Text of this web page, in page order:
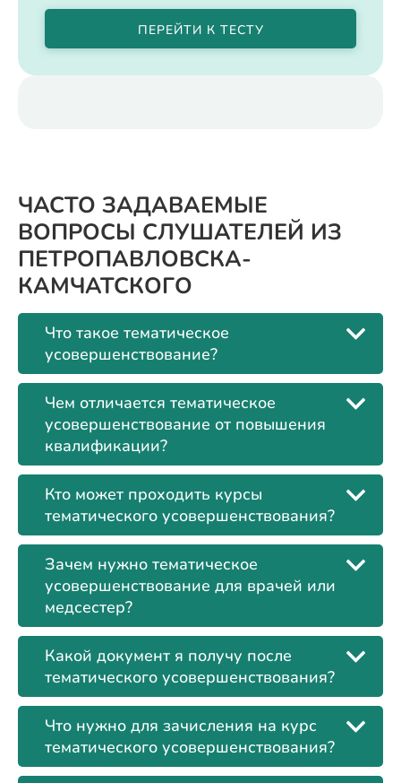
ПЕРЕЙТИ К ТЕСТУ
ЧАСТО ЗАДАВАЕМЫЕ
ВОПРОСЫ СЛУШАТЕЛЕЙ ИЗ
ПЕТРОПАВЛОВСКА-
КАМЧАТСКОГО
Что такое тематическое
усовершенствование?
Чем отличается тематическое
усовершенствование от повышения
квалификации?
Кто может проходить курсы
тематического усовершенствования?
Зачем нужно тематическое
усовершенствование для врачей или
медсестер?
Какой документ я получу после
тематического усовершенствования?
Что нужно для зачисления на курс
тематического усовершенствования?